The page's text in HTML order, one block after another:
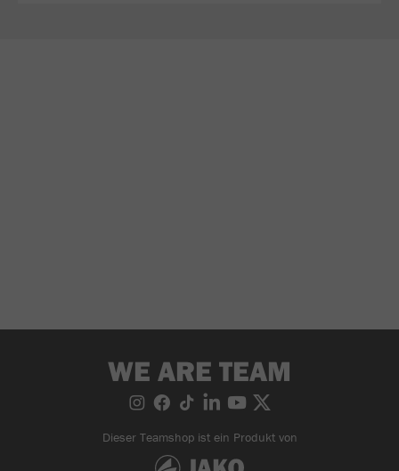
WE ARE TEAM
Dieser Teamshop ist ein Produkt von